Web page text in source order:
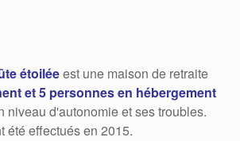
étoiléeest une maison de retraite
et 5 personnes en hébergement
d'autonomie et ses troubles.
été effectués en 2015.